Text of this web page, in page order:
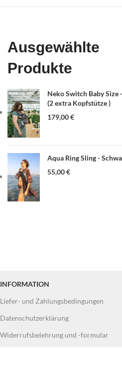
Ausgewählte
Produkte
Neko Switch Baby Size
(2 extra Kopfstütze )
179,00€
Aqua Ring Sling -
55,00€
INFORMATION
Liefer- und Zahlungsbedingungen
Datenschutzerklärung
Widerrufsbelehrung und -formular